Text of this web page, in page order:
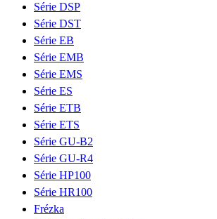
Série DSP
Série DST
Série EB
Série EMB
Série EMS
Série ES
Série ETB
Série ETS
Série GU-B2
Série GU-R4
Série HP100
Série HR100
Frézka